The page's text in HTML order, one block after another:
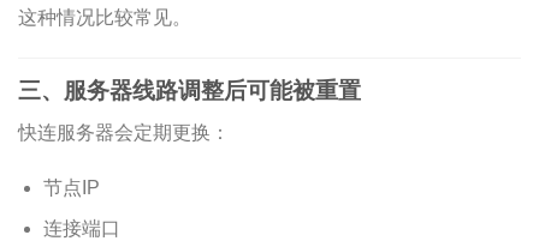
这种情况比较常见。
三、服务器线路调整后可能被重置
快连服务器会定期更换：
节点IP
连接端口